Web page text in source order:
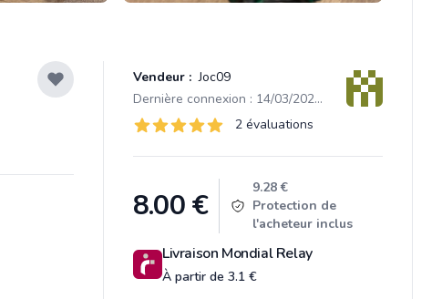
Vendeur : Joc09
Dernière connexion : 14/03/2026 16:44
Évaluations
2 sur 5 étoiles 2 évaluations
Product information
8.00€
9.28 €
Protection de
l'acheteur inclus
Livraison Mondial Relay
À partir de 3.1 €